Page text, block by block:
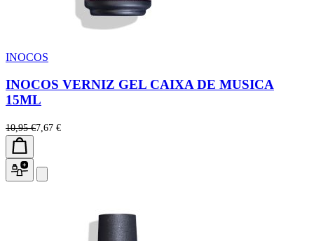
INOCOS
INOCOS VERNIZ GEL CAIXA DE MUSICA
15ML
10,95 €7,67 €